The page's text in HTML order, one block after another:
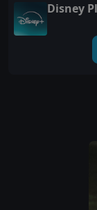
Disney